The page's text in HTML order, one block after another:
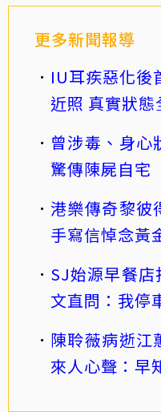
更多新聞報導
IU耳疾惡化後
近照 真實狀態
曾涉毒、身心
驚傳陳屍自宅
港樂傳奇黎彼
手寫信悼念黃
SJ始源早餐
文直問：我停
陳聆薇病逝江
來人心聲：早